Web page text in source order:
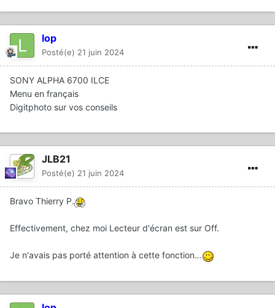
lop
Posté(e) 21 juin 2024
SONY ALPHA 6700 ILCE
Menu en français
Digitphoto sur vos conseils
JLB21
Posté(e) 21 juin 2024
Bravo Thierry P.
Effectivement, chez moi Lecteur d'écran est sur Off.
Je n'avais pas porté attention à cette fonction…